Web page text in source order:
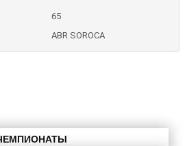
65
ABR SOROCA